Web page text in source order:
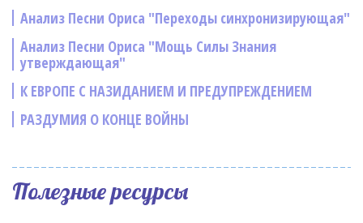
Анализ Песни Ориса "Переходы синхронизирующая"
Анализ Песни Ориса "Мощь Силы Знания
утверждающая"
К ЕВРОПЕ С НАЗИДАНИЕМ И ПРЕДУПРЕЖДЕНИЕМ
РАЗДУМИЯ О КОНЦЕ ВОЙНЫ
Полезные ресурсы